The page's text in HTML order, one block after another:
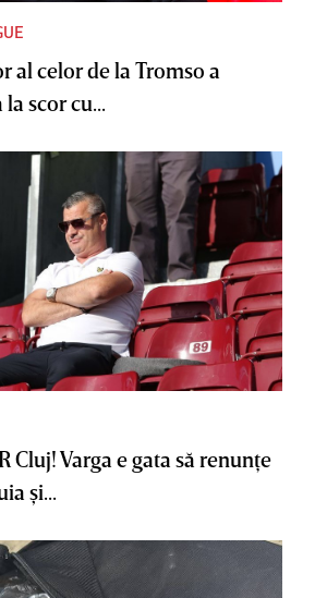
al celor de la Tromso a
scor cu...
Cluj! Varga e gata să renunţe
şi...